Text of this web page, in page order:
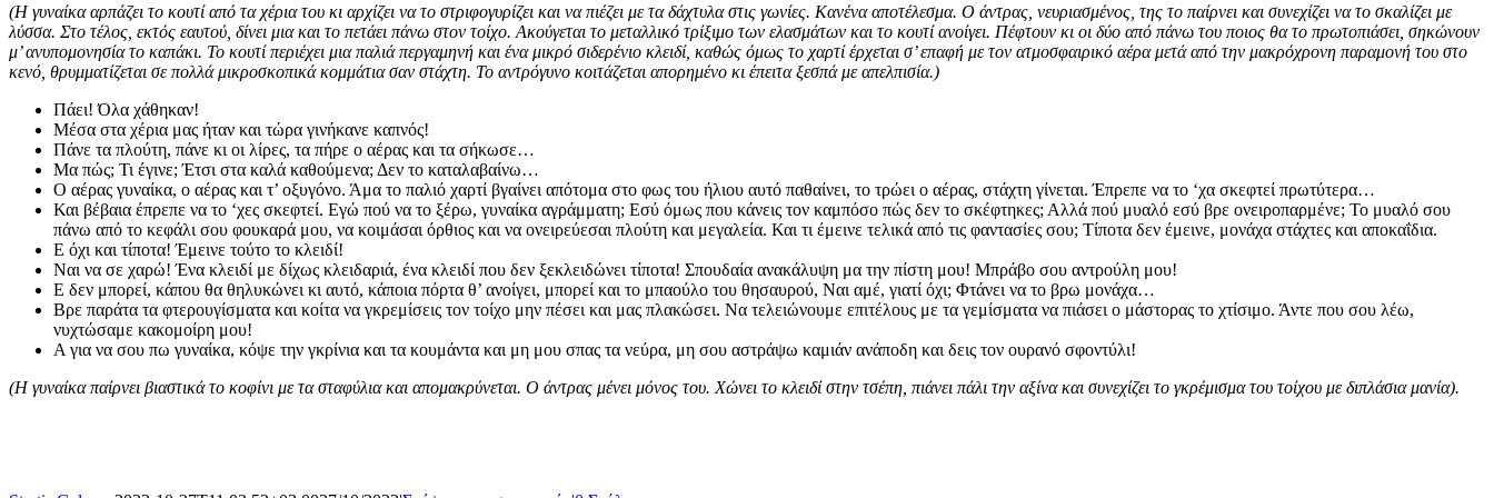
(Η γυναίκα αρπάζει το κουτί από τα χέρια του κι αρχίζει να το στριφογυρίζει και να πιέζει με τα δάχτυλα στις γωνίες. Κανένα αποτέλεσμα. Ο άντρας, νευριασμένος, της το παίρνει και συνεχίζει να το σκαλίζει με
λύσσα. Στο τέλος, εκτός εαυτού, δίνει μια και το πετάει πάνω στον τοίχο. Ακούγεται το μεταλλικό τρίξιμο των ελασμάτων και το κουτί ανοίγει. Πέφτουν κι οι δύο από πάνω του ποιος θα το πρωτοπιάσει, σηκώνουν
μ’ ανυπομονησία το καπάκι. Το κουτί περιέχει μια παλιά περγαμηνή και ένα μικρό σιδερένιο κλειδί, καθώς όμως το χαρτί έρχεται σ’ επαφή με τον ατμοσφαιρικό αέρα μετά από την μακρόχρονη παραμονή του στο
κενό, θρυμματίζεται σε πολλά μικροσκοπικά κομμάτια σαν στάχτη. Το αντρόγυνο κοιτάζεται απορημένο κι έπειτα ξεσπά με απελπισία.)
Πάει! Όλα χάθηκαν!
Μέσα στα χέρια μας ήταν και τώρα γινήκανε καπνός!
Πάνε τα πλούτη, πάνε κι οι λίρες, τα πήρε ο αέρας και τα σήκωσε…
Μα πώς; Τι έγινε; Έτσι στα καλά καθούμενα; Δεν το καταλαβαίνω…
Ο αέρας γυναίκα, ο αέρας και τ’ οξυγόνο. Άμα το παλιό χαρτί βγαίνει απότομα στο φως του ήλιου αυτό παθαίνει, το τρώει ο αέρας, στάχτη γίνεται. Έπρεπε να το ‘χα σκεφτεί πρωτύτερα…
Και βέβαια έπρεπε να το ‘χες σκεφτεί. Εγώ πού να το ξέρω, γυναίκα αγράμματη; Εσύ όμως που κάνεις τον καμπόσο πώς δεν το σκέφτηκες; Αλλά πού μυαλό εσύ βρε ονειροπαρμένε; Το μυαλό σου
πάνω από το κεφάλι σου φουκαρά μου, να κοιμάσαι όρθιος και να ονειρεύεσαι πλούτη και μεγαλεία. Και τι έμεινε τελικά από τις φαντασίες σου; Τίποτα δεν έμεινε, μονάχα στάχτες και αποκαΐδια.
Ε όχι και τίποτα! Έμεινε τούτο το κλειδί!
Ναι να σε χαρώ! Ένα κλειδί με δίχως κλειδαριά, ένα κλειδί που δεν ξεκλειδώνει τίποτα! Σπουδαία ανακάλυψη μα την πίστη μου! Μπράβο σου αντρούλη μου!
Ε δεν μπορεί, κάπου θα θηλυκώνει κι αυτό, κάποια πόρτα θ’ ανοίγει, μπορεί και το μπαούλο του θησαυρού, Ναι αμέ, γιατί όχι; Φτάνει να το βρω μονάχα…
Βρε παράτα τα φτερουγίσματα και κοίτα να γκρεμίσεις τον τοίχο μην πέσει και μας πλακώσει. Να τελειώνουμε επιτέλους με τα γεμίσματα να πιάσει ο μάστορας το χτίσιμο. Άντε που σου λέω,
νυχτώσαμε κακομοίρη μου!
Α για να σου πω γυναίκα, κόψε την γκρίνια και τα κουμάντα και μη μου σπας τα νεύρα, μη σου αστράψω καμιάν ανάποδη και δεις τον ουρανό σφοντύλι!
(Η γυναίκα παίρνει βιαστικά το κοφίνι με τα σταφύλια και απομακρύνεται. Ο άντρας μένει μόνος του. Χώνει το κλειδί στην τσέπη, πιάνει πάλι την αξίνα και συνεχίζει το γκρέμισμα του τοίχου με διπλάσια μανία).